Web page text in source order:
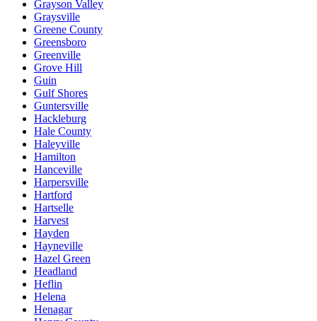
Grayson Valley
Graysville
Greene County
Greensboro
Greenville
Grove Hill
Guin
Gulf Shores
Guntersville
Hackleburg
Hale County
Haleyville
Hamilton
Hanceville
Harpersville
Hartford
Hartselle
Harvest
Hayden
Hayneville
Hazel Green
Headland
Heflin
Helena
Henagar